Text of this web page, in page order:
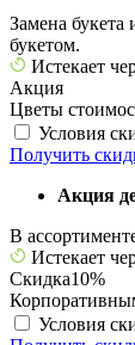
Замена букета
букетом.
Истекает
Акция
Цветы
Условия
Получить
Акция
В
Истекает
Скидка10%
Условия